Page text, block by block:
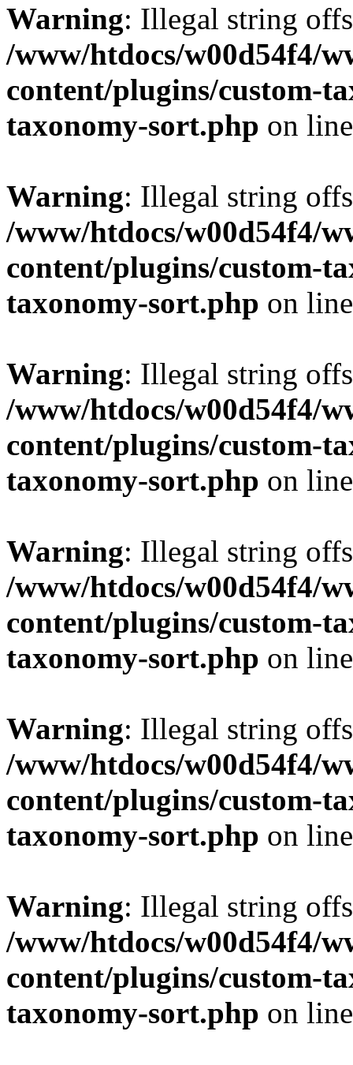
Warning: Illegal string
/www/htdocs/w00d54f4/
content/plugins/custom-
taxonomy-sort.php on
Warning: Illegal string
/www/htdocs/w00d54f4/
content/plugins/custom-
taxonomy-sort.php on
Warning: Illegal string
/www/htdocs/w00d54f4/
content/plugins/custom-
taxonomy-sort.php on
Warning: Illegal string
/www/htdocs/w00d54f4/
content/plugins/custom-
taxonomy-sort.php on
Warning: Illegal string
/www/htdocs/w00d54f4/
content/plugins/custom-
taxonomy-sort.php on
Warning: Illegal string
/www/htdocs/w00d54f4/
content/plugins/custom-
taxonomy-sort.php on